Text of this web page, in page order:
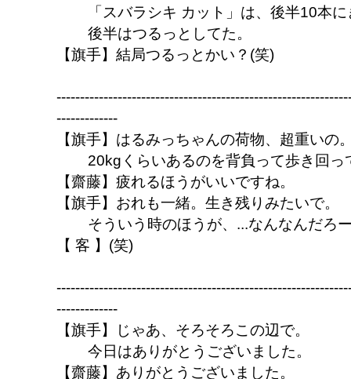
「スバラシキ カット」は、後半10本
後半はつるっとしてた。
【旗手】結局つるっとかい？(笑)
-------------
【旗手】はるみっちゃんの荷物、超重いの
20kgくらいあるのを背負って歩き回っ
【齋藤】疲れるほうがいいですね。
【旗手】おれも一緒。生き残りみたいで。
そういう時のほうが、...なんなんだろ
【 客 】(笑)
-------------
【旗手】じゃあ、そろそろこの辺で。
今日はありがとうございました。
【齋藤】ありがとうございました。